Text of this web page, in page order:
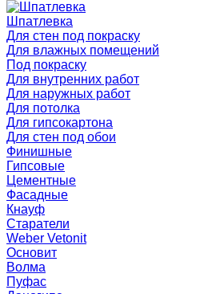
Шпатлевка
Для стен под покраску
Для влажных помещений
Под покраску
Для внутренних работ
Для наружных работ
Для потолка
Для гипсокартона
Для стен под обои
Финишные
Гипсовые
Цементные
Фасадные
Кнауф
Старатели
Weber Vetonit
Основит
Волма
Пуфас